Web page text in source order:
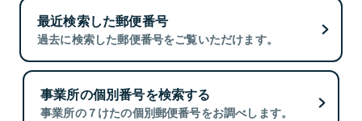
最近検索した郵便番号
過去に検索した郵便番号をご覧いただけます。
事業所の個別番号を検索する
事業所の７けたの個別郵便番号をお調べします。